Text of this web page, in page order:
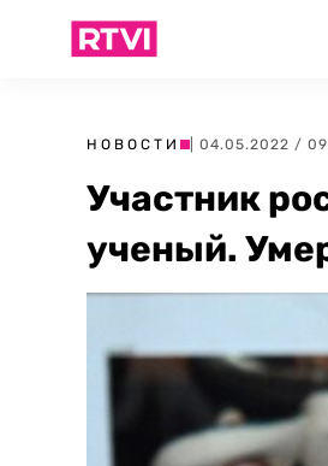
НОВОСТИ | 04.05.2022 /
Участник
ученый.